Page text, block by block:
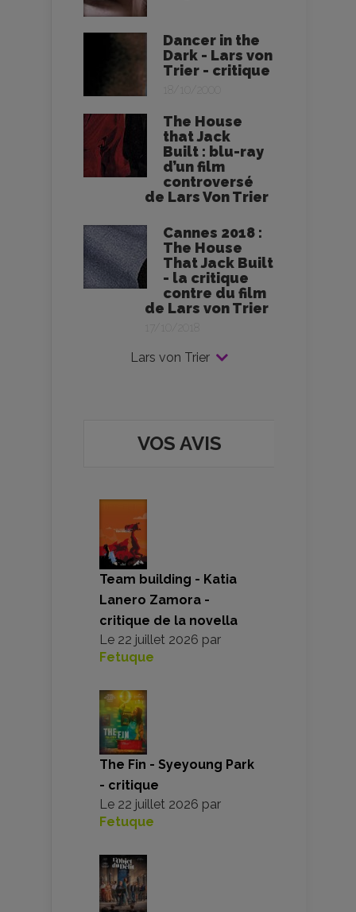
Dancer in the
Dark - Lars von
Trier - critique
18/10/2000
The House
that Jack
Built : blu-ray
d’un film
controversé
de Lars Von Trier
Cannes 2018 :
The House
That Jack Built
- la critique
contre du film
de Lars von Trier
17/10/2018
Lars von Trier
VOS AVIS
Team building - Katia
Lanero Zamora -
critique de la novella
Le 22 juillet 2026 par
Fetuque
The Fin - Syeyoung Park
- critique
Le 22 juillet 2026 par
Fetuque